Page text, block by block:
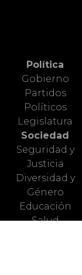
Política
Gobierno
Partidos
Políticos
Legislatura
Sociedad
Seguridad y
Justicia
Diversidad y
Género
Educación
Salud